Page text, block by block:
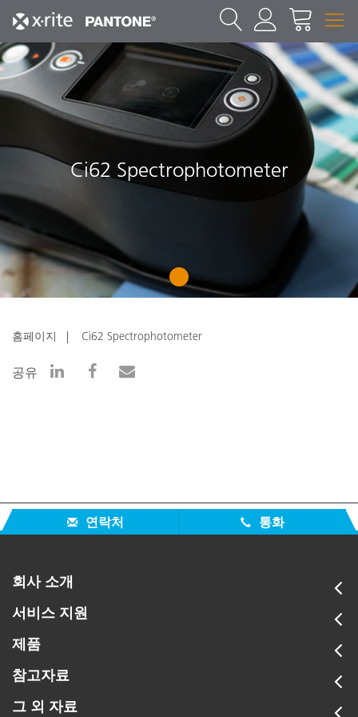
Ci62 Spectrophotometer
1
홈페이지 Ci62 Spectrophotometer
공유
연락처 통화
회사 소개
서비스 지원
제품
참고자료
그 외 자료